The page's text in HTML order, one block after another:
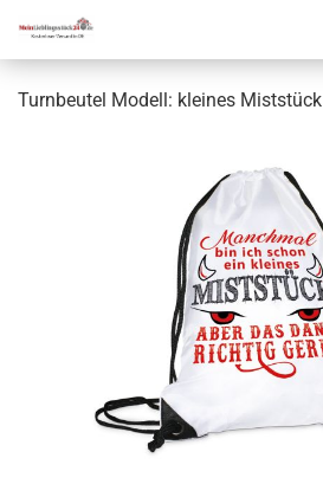
Turnbeutel Modell: kleines Miststück